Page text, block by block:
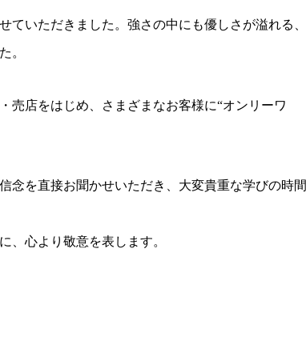
いただきました。強さの中にも優しさが溢れる、
。
売店をはじめ、さまざまなお客様に“オンリーワ
念を直接お聞かせいただき、大変貴重な学びの時間
、心より敬意を表します。